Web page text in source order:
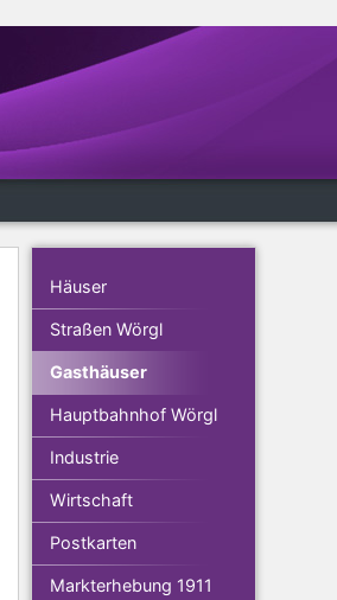
Häuser
Straßen Wörgl
Gasthäuser
Hauptbahnhof Wörgl
Industrie
Wirtschaft
Postkarten
Markterhebung 1911